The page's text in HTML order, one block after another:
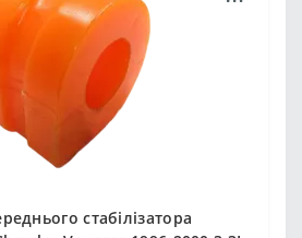
стабілізатора